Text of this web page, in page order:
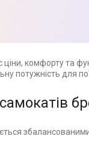
комфорту та
потужність для